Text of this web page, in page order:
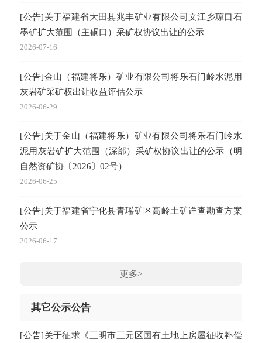
[公告]关于福建省大田县兆丰矿业有限公司文江乡琼口石
墨矿扩大范围（主硐口）采矿权协议出让的公示
2026-07-16
[公告]金山（福建将乐）矿业有限公司将乐石门岭水泥用
灰岩矿采矿权出让收益评估公示
2026-06-29
[公告]关于金山（福建将乐）矿业有限公司将乐石门岭水
泥用灰岩矿扩大范围（深部）采矿权协议出让的公示（明
自然资矿协〔2026〕02号）
2026-06-25
[公告]关于福建省宁化县青瑶矿区高岭土矿详查勘查方案
公示
2026-06-17
更多>
其它公示公告
[公告]关于征求《三明市三元区国有土地上房屋征收补偿